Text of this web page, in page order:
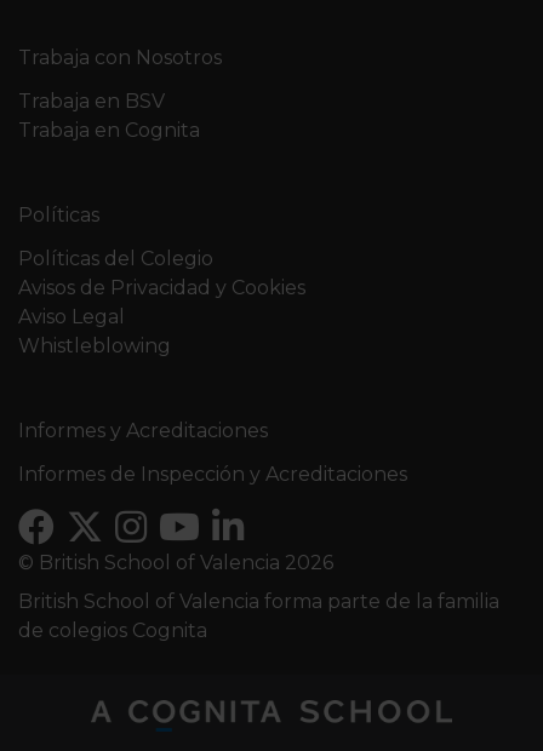
Trabaja con Nosotros
Trabaja en BSV
Trabaja en Cognita
Políticas
Políticas del Colegio
Avisos de Privacidad y Cookies
Aviso Legal
Whistleblowing
Informes y Acreditaciones
Informes de Inspección y Acreditaciones
© British School of Valencia 2026
British School of Valencia forma parte de la familia
de colegios Cognita